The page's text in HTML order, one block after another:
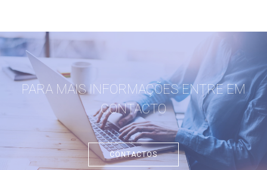
PARA MAIS INFORMAÇÕES ENTRE EM
CONTACTO
CONTACTOS